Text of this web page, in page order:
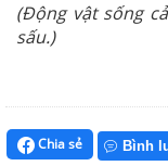
(Động vật sống
sấu.)
Chia sẻ Bình